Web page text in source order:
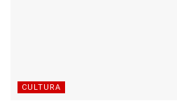
CULTURA